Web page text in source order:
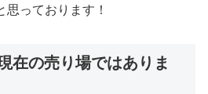
っております！
在の売り場ではありま